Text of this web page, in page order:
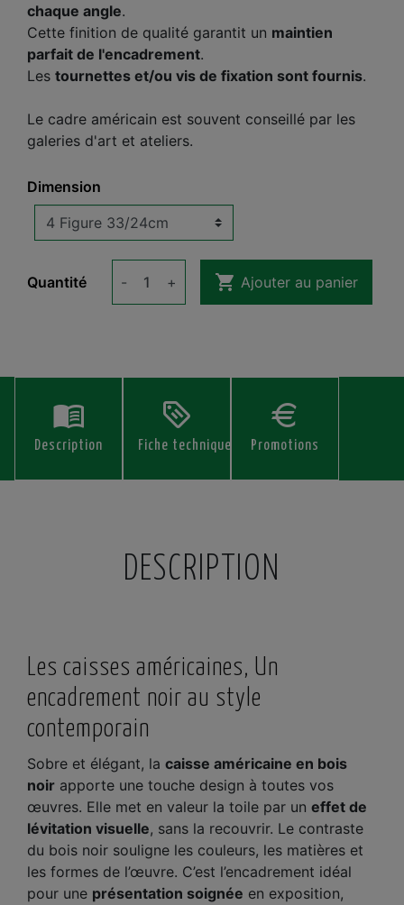
chaque angle.
Cette finition de qualité garantit un maintien
parfait de l'encadrement.
Les tournettes et/ou vis de fixation sont fournis.
Le cadre américain est souvent conseillé par les
galeries d'art et ateliers.
Dimension
Quantité - +  Ajouter au panier
Description Fiche technique Promotions
DESCRIPTION
Les caisses américaines, Un
encadrement noir au style
contemporain
Sobre et élégant, la caisse américaine en bois
noir apporte une touche design à toutes vos
œuvres. Elle met en valeur la toile par un effet de
lévitation visuelle, sans la recouvrir. Le contraste
du bois noir souligne les couleurs, les matières et
les formes de l’œuvre. C’est l’encadrement idéal
pour une présentation soignée en exposition,